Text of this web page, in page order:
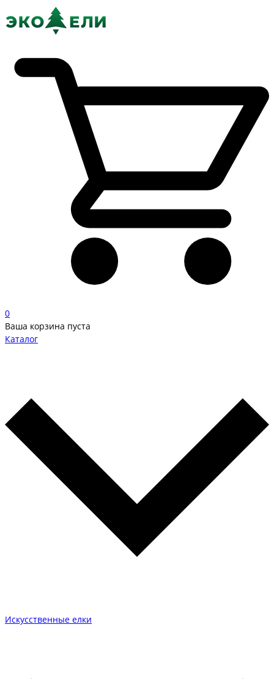
0
Ваша корзина пуста
Каталог
Искусственные елки